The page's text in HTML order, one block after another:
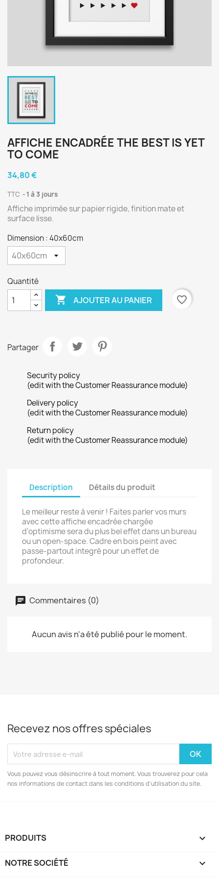
AFFICHE ENCADRÉE THE BEST IS YET
TO COME
34,80 €
TTC 1 à 3 jours
Affiche imprimée sur papier rigide, finition mate et
surface lisse.
Dimension : 40x60cm
Quantité
 AJOUTER AU PANIER favorite_border
Partager
Security policy
(edit with the Customer Reassurance module)
Delivery policy
(edit with the Customer Reassurance module)
Return policy
(edit with the Customer Reassurance module)
Description Détails du produit
Le meilleur reste à venir ! Faites parler vos murs
avec cette affiche encadrée chargée
d'optimisme sera du plus bel effet dans un bureau
ou un open-space. Cadre en bois peint avec
passe-partout integré pour un effet de
profondeur.
Commentaires (0)
Aucun avis n'a été publié pour le moment.
Recevez nos offres spéciales
Vous pouvez vous désinscrire à tout moment. Vous trouverez pour cela
nos informations de contact dans les conditions d'utilisation du site.
PRODUITS 
NOTRE SOCIÉTÉ 